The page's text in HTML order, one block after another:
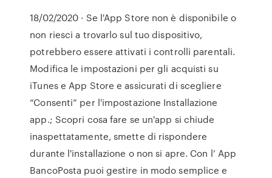
18/02/2020 · Se l'App Store non è disponibile o
non riesci a trovarlo sul tuo dispositivo,
potrebbero essere attivati i controlli parentali.
Modifica le impostazioni per gli acquisti su
iTunes e App Store e assicurati di scegliere
“Consenti” per l'impostazione Installazione
app.; Scopri cosa fare se un'app si chiude
inaspettatamente, smette di rispondere
durante l'installazione o non si apre. Con l’ App
BancoPosta puoi gestire in modo semplice e